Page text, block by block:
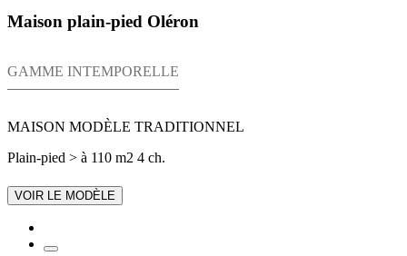
Maison plain-pied Oléron
GAMME INTEMPORELLE
MAISON MODÈLE TRADITIONNEL
Plain-pied > à 110 m2 4 ch.
VOIR LE MODÈLE